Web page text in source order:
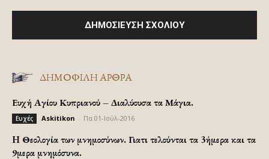
ΔΗΜΟΦΙΛΗ ΑΡΘΡΑ
Ευχή Αγίου Κυπριανού – Διαλύουσα τα Μάγια.
Ευχές Askitikon Πα 01-Ιούλ-2016
H Θεολογία των μνημοσύνων. Γιατι τελούνται τα 3ήμερα και τα
9μερα μνημόσυνα.